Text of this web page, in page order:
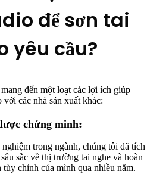
để sơn tai
yêu cầu?
đến một loạt các lợi ích giúp
các nhà sản xuất khác:
chứng minh:
trong ngành, chúng tôi đã tích
sắc về thị trường tai nghe và hoàn
tùy chỉnh của mình qua nhiều năm.